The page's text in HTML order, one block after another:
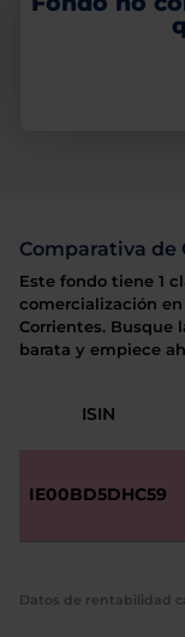
Comparativa de
Este fondo tiene 1
comercialización
Corrientes. Busque
barata y empiece
ISIN
IE00BD5DHC59
Datos de rentabilidad